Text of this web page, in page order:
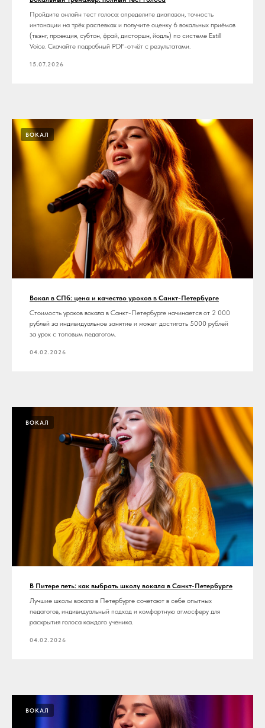
Пройдите онлайн тест голоса: определите диапазон, точность
интонации на трёх распевках и получите оценку 6 вокальных приёмов
(твэнг, проекция, субтон, фрай, дисторшн, йодль) по системе Estill
Voice. Скачайте подробный PDF-отчёт с результатами.
15.07.2026
ВОКАЛ
Вокал в СПб: цена и качество уроков в Санкт-Петербурге
Стоимость уроков вокала в Санкт-Петербурге начинается от 2 000
рублей за индивидуальное занятие и может достигать 5000 рублей
за урок с топовым педагогом.
04.02.2026
ВОКАЛ
В Питере петь: как выбрать школу вокала в Санкт-Петербурге
Лучшие школы вокала в Петербурге сочетают в себе опытных
педагогов, индивидуальный подход и комфортную атмосферу для
раскрытия голоса каждого ученика.
04.02.2026
ВОКАЛ